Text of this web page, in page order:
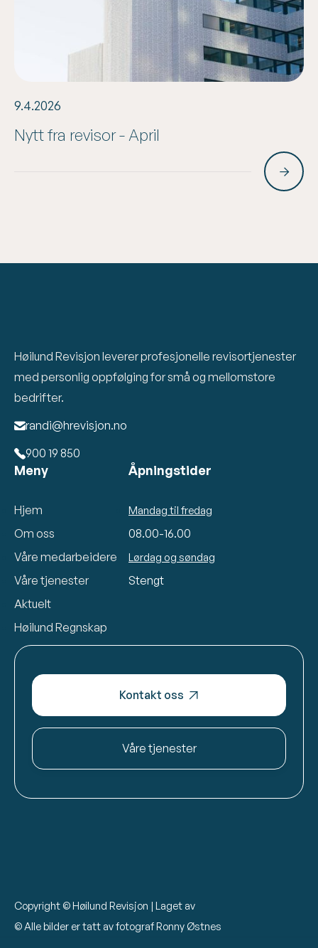
9.4.2026
Nytt fra revisor - April

Høilund Revisjon leverer profesjonelle revisortjenester
med personlig oppfølging for små og mellomstore
bedrifter.
randi@hrevisjon.no
900 19 850
Meny
Hjem
Om oss
Våre medarbeidere
Våre tjenester
Aktuelt
Høilund Regnskap
Åpningstider
Mandag til fredag
08.00-16.00
Lørdag og søndag
Stengt
Kontakt oss 
Våre tjenester
Copyright © Høilund Revisjon | Laget av
© Alle bilder er tatt av fotograf Ronny Østnes